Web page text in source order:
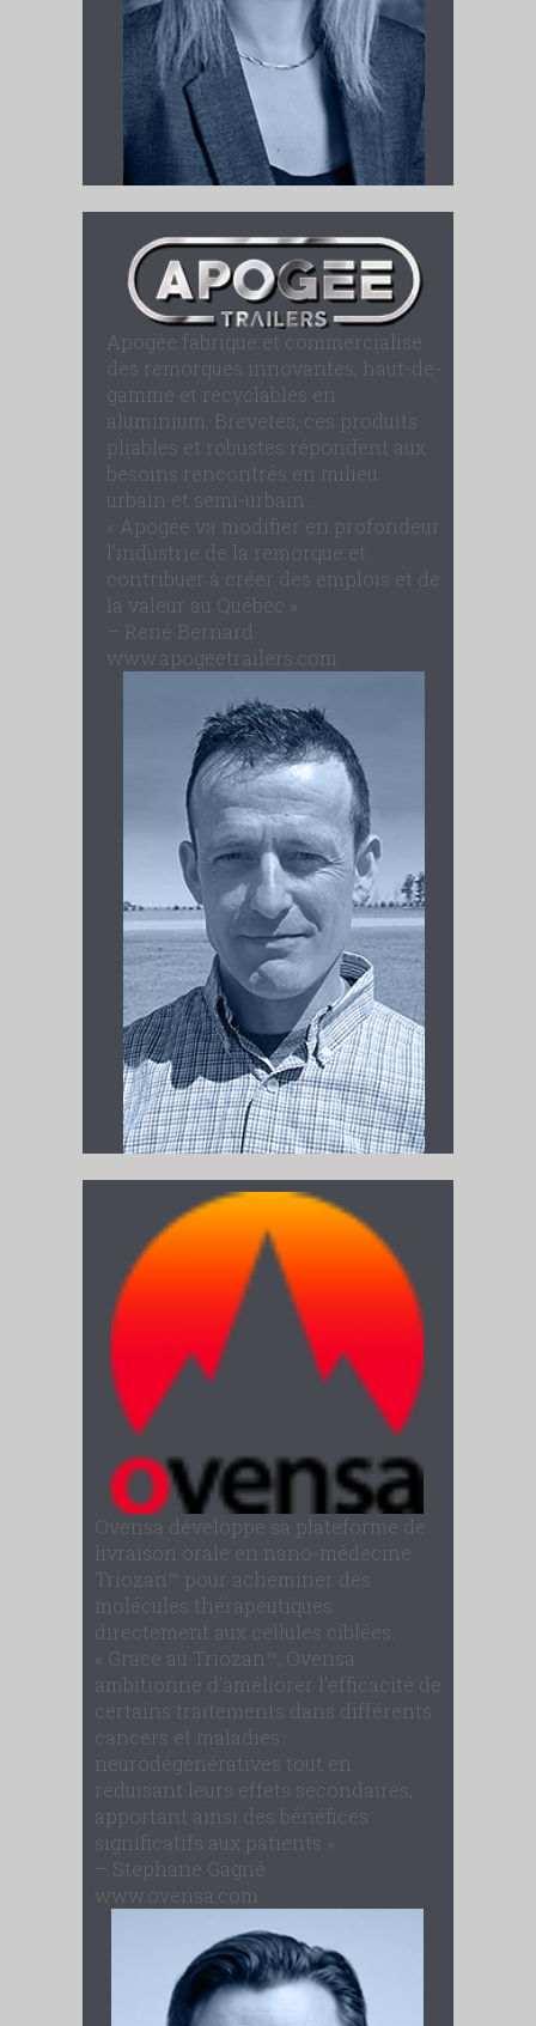
Apogée fabrique et commercialise
des remorques innovantes, haut-de-
gamme et recyclables en
aluminium. Brevetés, ces produits
pliables et robustes répondent aux
besoins rencontrés en milieu
urbain et semi-urbain.
« Apogée va modifier en profondeur
l’industrie de la remorque et
contribuer à créer des emplois et de
la valeur au Québec »
– René Bernard
www.apogeetrailers.com
Ovensa développe sa plateforme de
livraison orale en nano-médecine
Triozan™ pour acheminer des
molécules thérapeutiques
directement aux cellules ciblées.
« Grace au Triozan™, Ovensa
ambitionne d’améliorer l’efficacité de
certains traitements dans différents
cancers et maladies
neurodégénératives tout en
réduisant leurs effets secondaires,
apportant ainsi des bénéfices
significatifs aux patients »
– Stephane Gagné
www.ovensa.com